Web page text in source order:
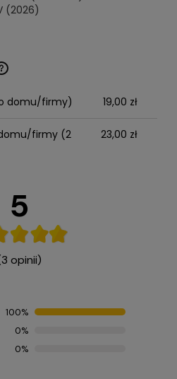
(2026)
Piotr Wójcik
kosztów płatności
domu/firmy) 19,00 zł
firmy (2
23,00 zł
5
opinii)
100%
0%
0%